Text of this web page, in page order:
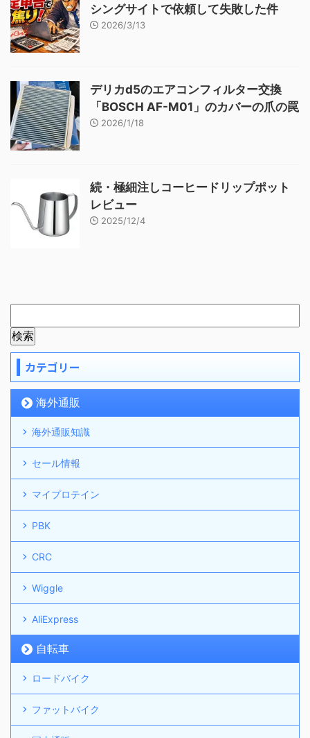
シングサイトで依頼して失敗した件
2026/3/13
デリカd5のエアコンフィルター交換
「BOSCH AF-M01」のカバーの爪の罠
2026/1/18
続・極細注しコーヒードリップポット
レビュー
2025/12/4
カテゴリー
海外通販
海外通販知識
セール情報
マイプロテイン
PBK
CRC
Wiggle
AliExpress
自転車
ロードバイク
ファットバイク